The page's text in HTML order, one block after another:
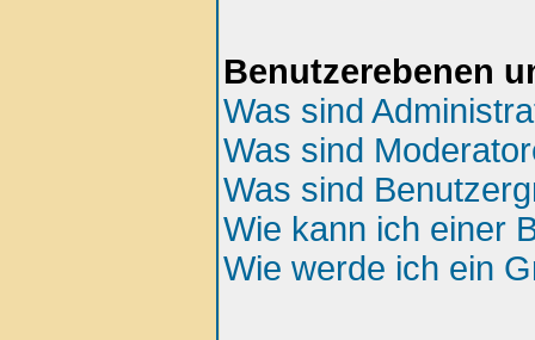
Benutzerebenen
Was sind
Was sind
Was sind
Wie kann ich einer
Wie werde ich ein